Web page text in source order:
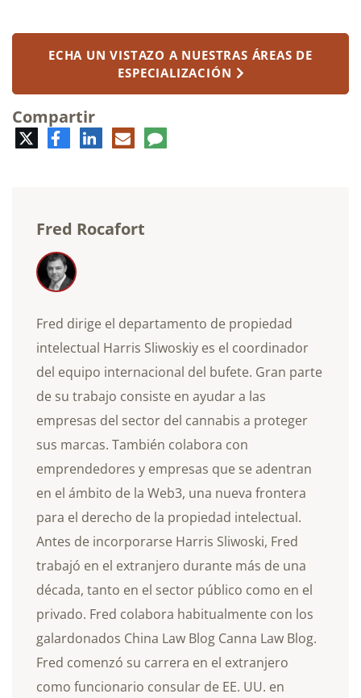
ECHA UN VISTAZO A NUESTRAS ÁREAS DE
ESPECIALIZACIÓN
Compartir
TwitterFacebookLinkedInCorreo
electrónico
Comentario
Fred Rocafort
Fred dirige el departamento de propiedad
intelectual Harris Sliwoskiy es el coordinador
del equipo internacional del bufete. Gran parte
de su trabajo consiste en ayudar a las
empresas del sector del cannabis a proteger
sus marcas. También colabora con
emprendedores y empresas que se adentran
en el ámbito de la Web3, una nueva frontera
para el derecho de la propiedad intelectual.
Antes de incorporarse Harris Sliwoski, Fred
trabajó en el extranjero durante más de una
década, tanto en el sector público como en el
privado. Fred colabora habitualmente con los
galardonados China Law Blog Canna Law Blog.
Fred comenzó su carrera en el extranjero
como funcionario consular de EE. UU. en